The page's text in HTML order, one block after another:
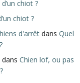
chiot ?
chiot ?
d'arrêtdans Quel
dans Chien lof, ou pas